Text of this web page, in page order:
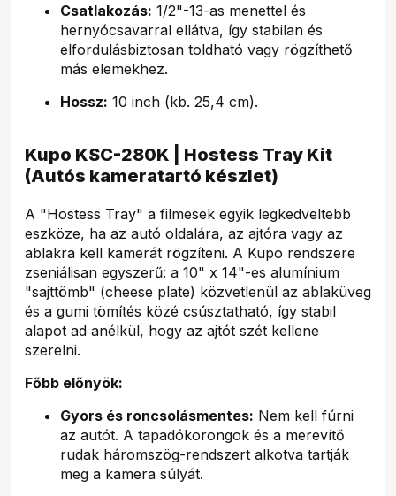
Csatlakozás: 1/2"-13-as menettel és
hernyócsavarral ellátva, így stabilan és
elfordulásbiztosan toldható vagy rögzíthető
más elemekhez.
Hossz: 10 inch (kb. 25,4 cm).
Kupo KSC-280K | Hostess Tray Kit
(Autós kameratartó készlet)
A "Hostess Tray" a filmesek egyik legkedveltebb
eszköze, ha az autó oldalára, az ajtóra vagy az
ablakra kell kamerát rögzíteni. A Kupo rendszere
zseniálisan egyszerű: a 10" x 14"-es alumínium
"sajttömb" (cheese plate) közvetlenül az ablaküveg
és a gumi tömítés közé csúsztatható, így stabil
alapot ad anélkül, hogy az ajtót szét kellene
szerelni.
Főbb előnyök:
Gyors és roncsolásmentes: Nem kell fúrni
az autót. A tapadókorongok és a merevítő
rudak háromszög-rendszert alkotva tartják
meg a kamera súlyát.